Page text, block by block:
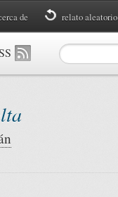
de relato aleatorio